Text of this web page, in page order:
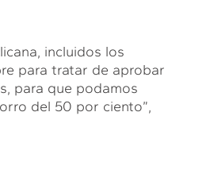
incluidos los
para tratar de aprobar
para que podamos
del 50 por ciento”,